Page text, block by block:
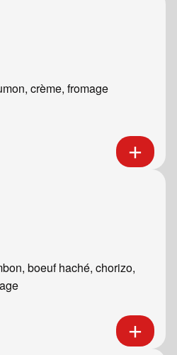
crème, fromage
boeuf haché, chorizo,